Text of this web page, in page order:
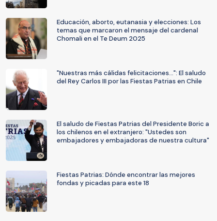
Educación, aborto, eutanasia y elecciones: Los
temas que marcaron el mensaje del cardenal
Chomali en el Te Deum 2025
"Nuestras más cálidas felicitaciones...": El saludo
del Rey Carlos III por las Fiestas Patrias en Chile
El saludo de Fiestas Patrias del Presidente Boric a
los chilenos en el extranjero: "Ustedes son
embajadores y embajadoras de nuestra cultura"
Fiestas Patrias: Dónde encontrar las mejores
fondas y picadas para este 18